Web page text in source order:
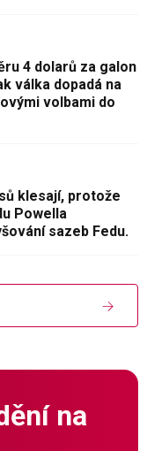
4 dolarů za galon
válka dopadá na
volbami do
klesají, protože
Powella
sazeb Fedu.
na